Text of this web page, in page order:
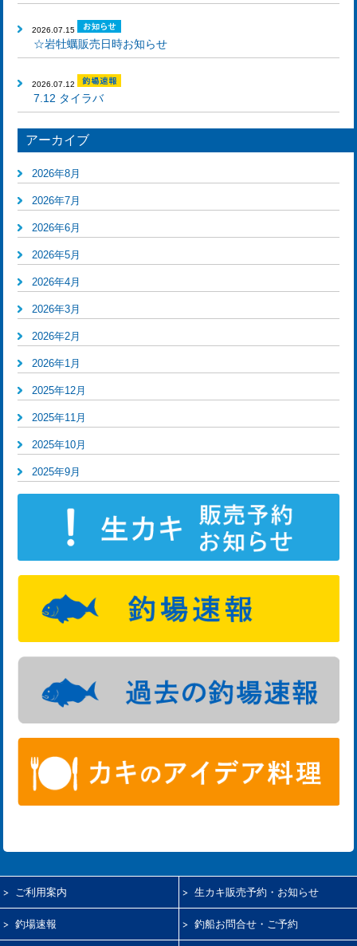
2026.07.15
☆岩牡蠣販売日時お知らせ
2026.07.12
7.12 タイラバ
アーカイブ
2026年8月
2026年7月
2026年6月
2026年5月
2026年4月
2026年3月
2026年2月
2026年1月
2025年12月
2025年11月
2025年10月
2025年9月
ご利用案内 生カキ販売予約・お知らせ
釣場速報 釣船お問合せ・ご予約